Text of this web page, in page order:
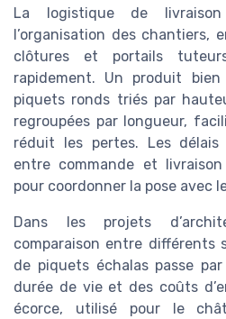
La logistique de
l’organisation des chantiers,
clôtures et portails
rapidement. Un produit
piquets ronds triés par
regroupées par longueur,
réduit les pertes. Les délais
entre commande et
pour coordonner la pose avec
Dans les projets
comparaison entre différents
de piquets échalas passe
durée de vie et des coûts
écorce, utilisé pour le